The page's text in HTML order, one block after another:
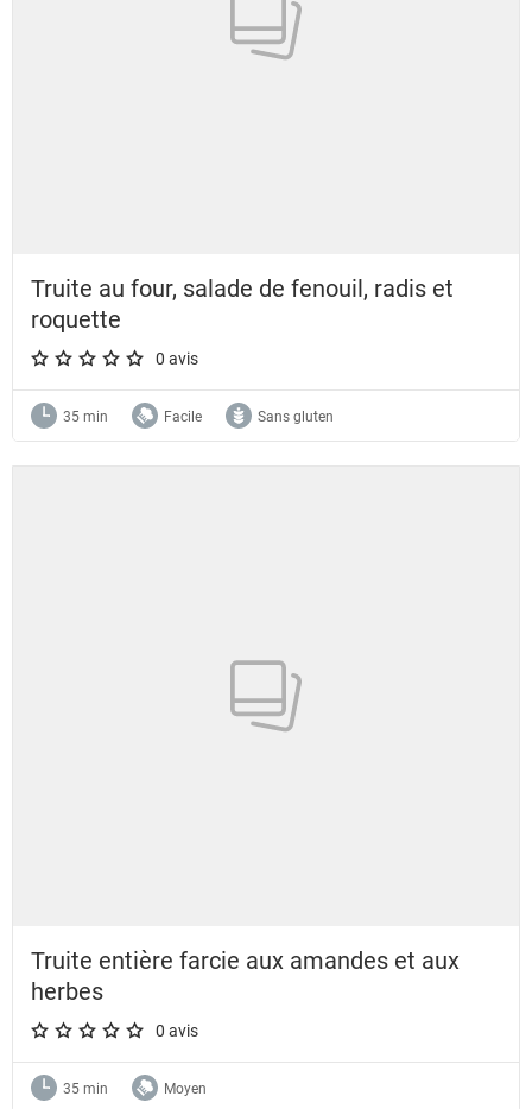
Truite au four, salade de fenouil, radis et
roquette
A star rating of 0 out of 5.
0 avis
35 min Facile Sans gluten
Truite entière farcie aux amandes et aux
herbes
A star rating of 0 out of 5.
0 avis
35 min Moyen